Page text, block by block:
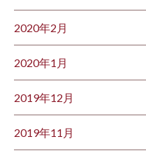
2020年2月
2020年1月
2019年12月
2019年11月